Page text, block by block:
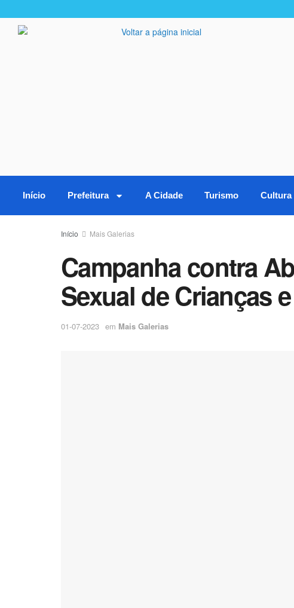
Início Prefeitura A Cidade Turismo Cultura
Início Mais Galerias
Campanha contra
Sexual de Crianças
01-07-2023 em Mais Galerias